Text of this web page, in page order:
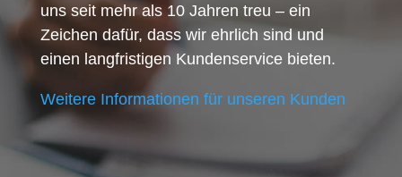
uns seit mehr als 10 Jahren treu – ein
Zeichen dafür, dass wir ehrlich sind und
einen langfristigen Kundenservice bieten.
Weitere Informationen für unseren Kunden